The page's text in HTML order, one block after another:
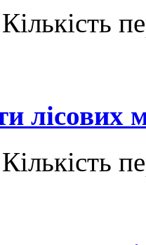
лісових